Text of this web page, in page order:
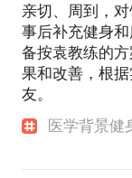
亲切、周到，
事后补充健身
备按袁教练的
果和改善，根
友。
医学背景健